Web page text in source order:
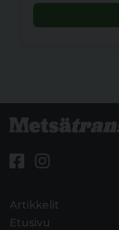
Artikkelit
Etusivu